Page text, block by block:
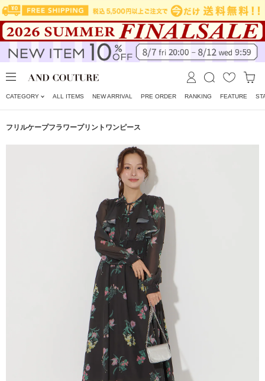
CATEGORY ALL ITEMS NEW ARRIVAL PRE ORDER RANKING FEATURE
フリルケープフラワープリントワンピース